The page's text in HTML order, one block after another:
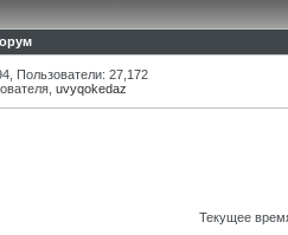
Пользователи: 27,172
uvyqokedaz
Текущее